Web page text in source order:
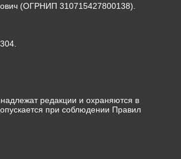
(ОГРНИП 310715427800138).
редакции и охраняются в
при соблюдении Правил